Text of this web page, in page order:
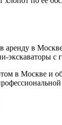
в
с
в Москве и